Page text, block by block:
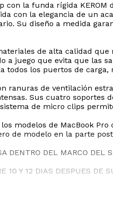
con la funda rígida
con la elegancia de un
Su diseño a medida
de alta calidad
a juego que evita que las
todos los puertos de
ranuras de ventilación
Sus cuatro soportes
de micro clips
modelos de MacBook Pro
de modelo en la parte
DENTRO DEL MARCO DEL
10 Y 12 DIAS DESPUES DE